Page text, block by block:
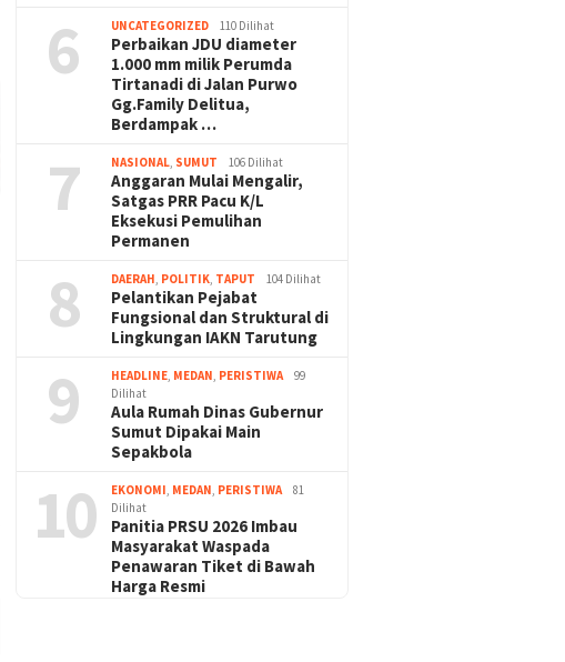
6 UNCATEGORIZED 110 Dilihat
Perbaikan JDU diameter
1.000 mm milik Perumda
Tirtanadi di Jalan Purwo
Gg.Family Delitua,
Berdampak …
7 NASIONAL, SUMUT 106 Dilihat
Anggaran Mulai Mengalir,
Satgas PRR Pacu K/L
Eksekusi Pemulihan
Permanen
8 DAERAH, POLITIK, TAPUT 104 Dilihat
Pelantikan Pejabat
Fungsional dan Struktural di
Lingkungan IAKN Tarutung
9 HEADLINE, MEDAN, PERISTIWA
99
Dilihat
Aula Rumah Dinas Gubernur
Sumut Dipakai Main
Sepakbola
10 EKONOMI, MEDAN, PERISTIWA
81
Dilihat
Panitia PRSU 2026 Imbau
Masyarakat Waspada
Penawaran Tiket di Bawah
Harga Resmi